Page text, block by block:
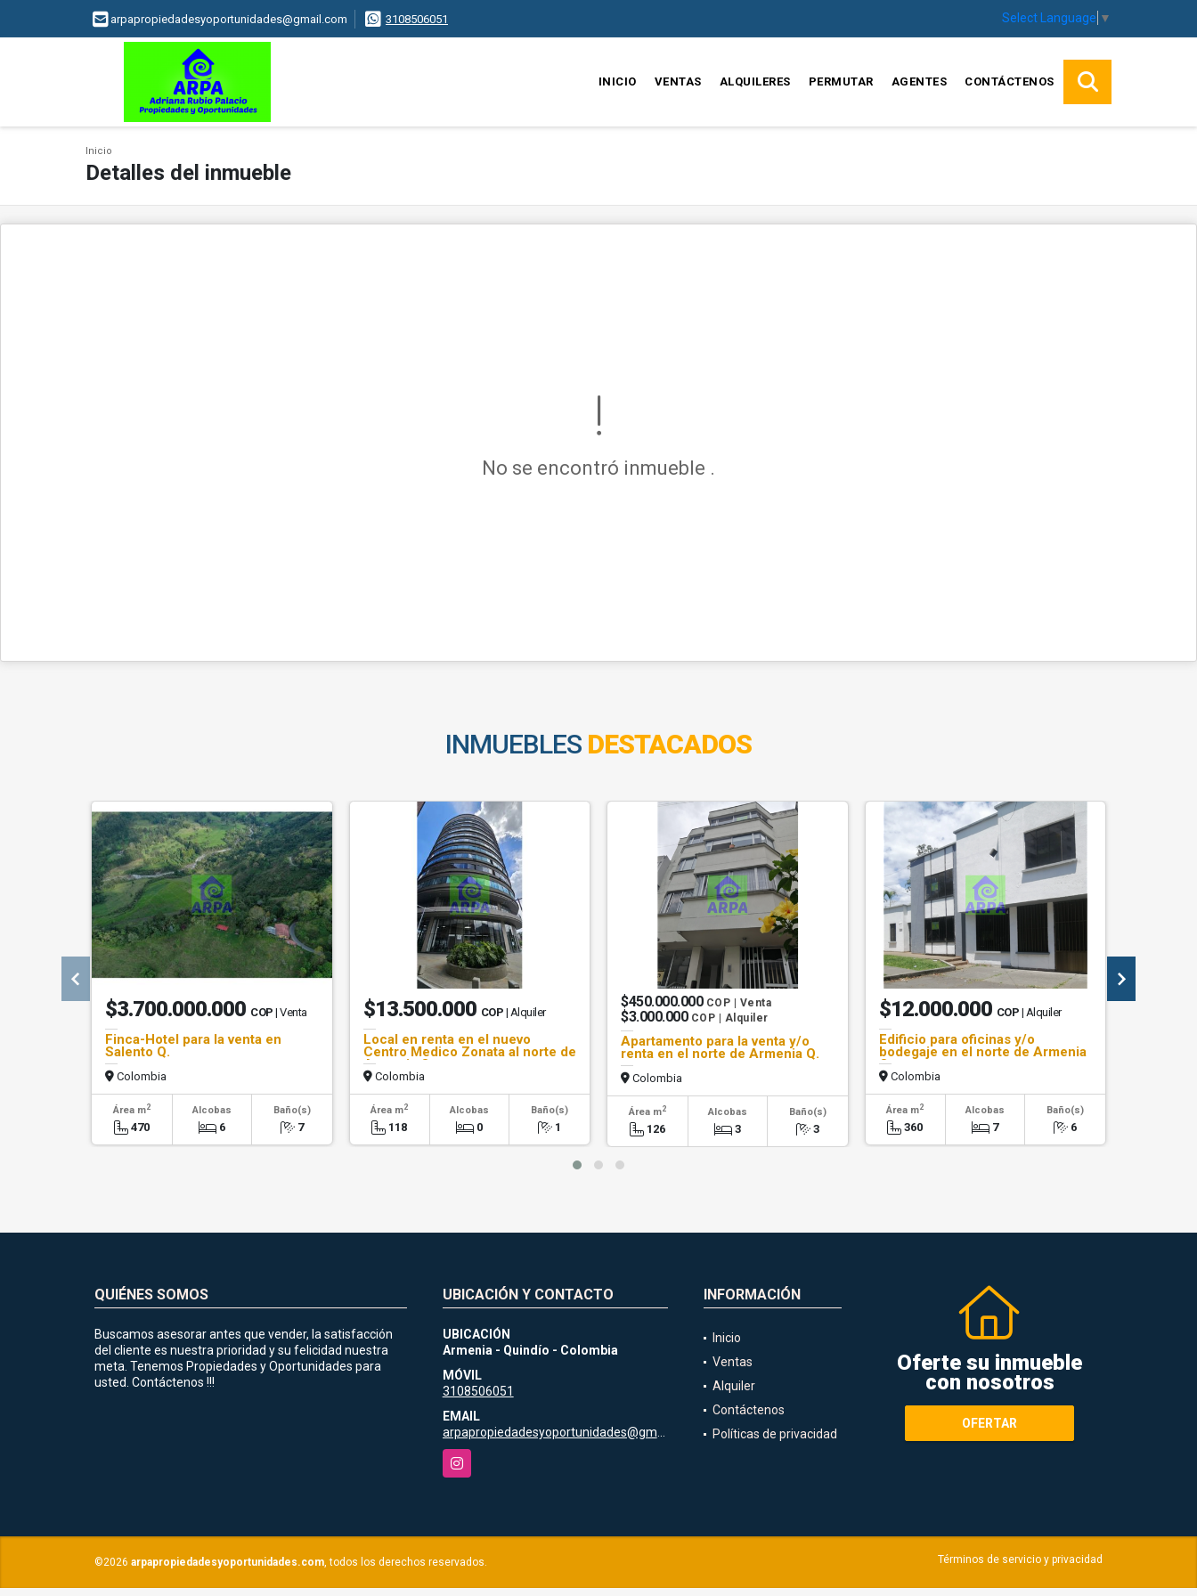
arpapropiedadesyoportunidades@gmail.com 3108506051 Select Language ▼
INICIO VENTAS ALQUILERES PERMUTAR AGENTES CONTÁCTENOS
Inicio
Detalles del inmueble
No se encontró inmueble .
INMUEBLES DESTACADOS
$3.700.000.000 COP | Venta
Finca-Hotel para la venta en
Salento Q.
Colombia
Área m2
470
Alcobas
6
Baño(s)
7
$13.500.000 COP | Alquiler
Local en renta en el nuevo
Centro Medico Zonata al norte de
Armenia Q.
Colombia
Área m2
118
Alcobas
0
Baño(s)
1
$450.000.000 COP | Venta
$3.000.000 COP | Alquiler
Apartamento para la venta y/o
renta en el norte de Armenia Q.
Colombia
Área m2
126
Alcobas
3
Baño(s)
3
$12.000.000 COP | Alquiler
Edificio para oficinas y/o
bodegaje en el norte de Armenia
Q.
Colombia
Área m2
360
Alcobas
7
Baño(s)
6
QUIÉNES SOMOS
Buscamos asesorar antes que vender, la satisfacción
del cliente es nuestra prioridad y su felicidad nuestra
meta. Tenemos Propiedades y Oportunidades para
usted. Contáctenos !!!
UBICACIÓN Y CONTACTO
UBICACIÓN
Armenia - Quindío - Colombia
MÓVIL
3108506051
EMAIL
arpapropiedadesyoportunidades@gmail.com
Instagram
INFORMACIÓN
Inicio
Ventas
Alquiler
Contáctenos
Políticas de privacidad
Oferte su inmueble
con nosotros
OFERTAR
©2026 arpapropiedadesyoportunidades.com, todos los derechos reservados. Términos de servicio y privacidad